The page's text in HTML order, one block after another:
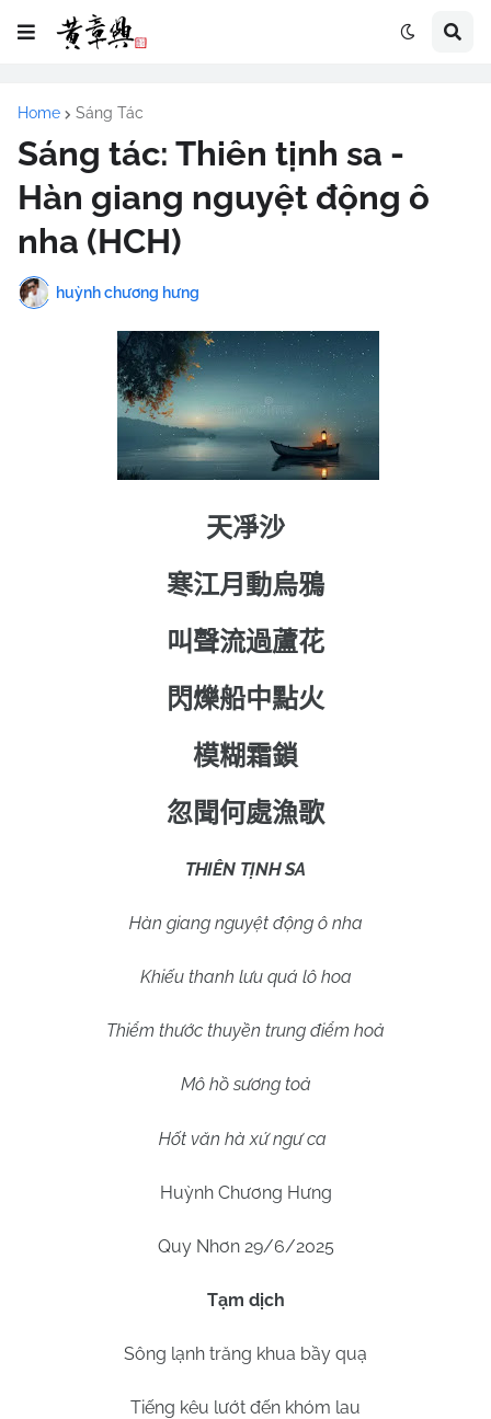
Home Sáng Tác
Sáng tác: Thiên tịnh sa -
Hàn giang nguyệt động ô
nha (HCH)
huỳnh chương hưng
天凈沙
寒江月動烏鴉
叫聲流過蘆花
閃爍船中點火
模糊霜鎖
忽聞何處漁歌
THIÊN TỊNH SA
Hàn giang nguyệt động ô nha
Khiếu thanh lưu quá lô hoa
Thiểm thước thuyền trung điểm hoả
Mô hồ sương toả
Hốt văn hà xứ ngư ca
Huỳnh Chương Hưng
Quy Nhơn 29/6/2025
Tạm dịch
Sông lạnh trăng khua bầy quạ
Tiếng kêu lướt đến khóm lau